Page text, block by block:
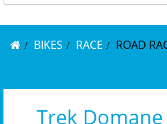
BIKES RACE ROAD
Trek Domane